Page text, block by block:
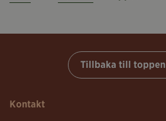
Tillbaka till toppen
Kontakt